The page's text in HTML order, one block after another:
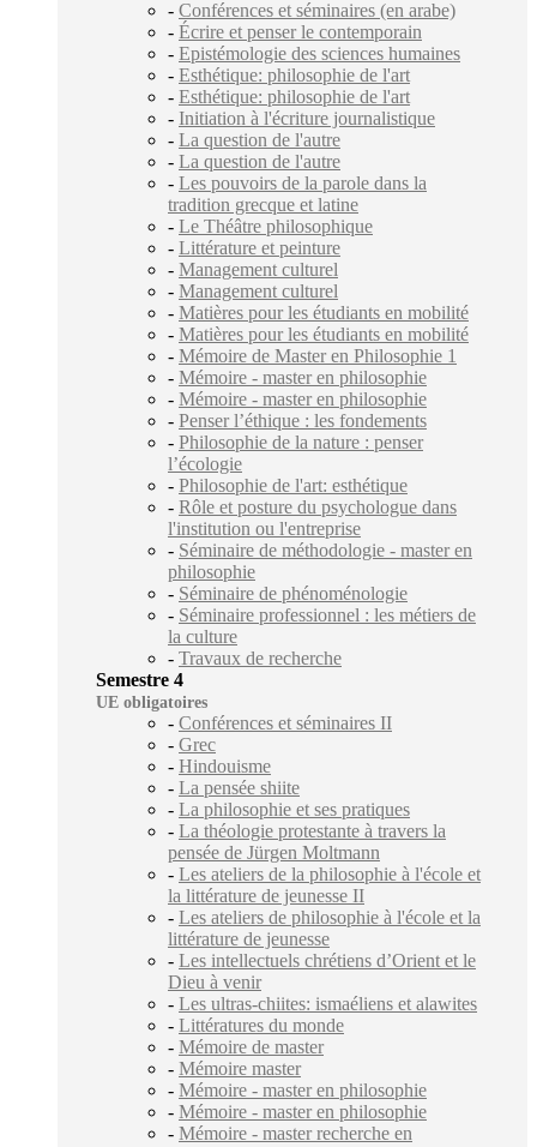
- Conférences et séminaires (en arabe)
- Écrire et penser le contemporain
- Epistémologie des sciences humaines
- Esthétique: philosophie de l'art
- Esthétique: philosophie de l'art
- Initiation à l'écriture journalistique
- La question de l'autre
- La question de l'autre
- Les pouvoirs de la parole dans la
tradition grecque et latine
- Le Théâtre philosophique
- Littérature et peinture
- Management culturel
- Management culturel
- Matières pour les étudiants en mobilité
- Matières pour les étudiants en mobilité
- Mémoire de Master en Philosophie 1
- Mémoire - master en philosophie
- Mémoire - master en philosophie
- Penser l’éthique : les fondements
- Philosophie de la nature : penser
l’écologie
- Philosophie de l'art: esthétique
- Rôle et posture du psychologue dans
l'institution ou l'entreprise
- Séminaire de méthodologie - master en
philosophie
- Séminaire de phénoménologie
- Séminaire professionnel : les métiers de
la culture
- Travaux de recherche
Semestre 4
UE obligatoires
- Conférences et séminaires II
- Grec
- Hindouisme
- La pensée shiite
- La philosophie et ses pratiques
- La théologie protestante à travers la
pensée de Jürgen Moltmann
- Les ateliers de la philosophie à l'école et
la littérature de jeunesse II
- Les ateliers de philosophie à l'école et la
littérature de jeunesse
- Les intellectuels chrétiens d’Orient et le
Dieu à venir
- Les ultras-chiites: ‎ismaéliens et ‎alawites
- Littératures du monde
- Mémoire de master
- Mémoire master
- Mémoire - master en philosophie
- Mémoire - master en philosophie
- Mémoire - master recherche en